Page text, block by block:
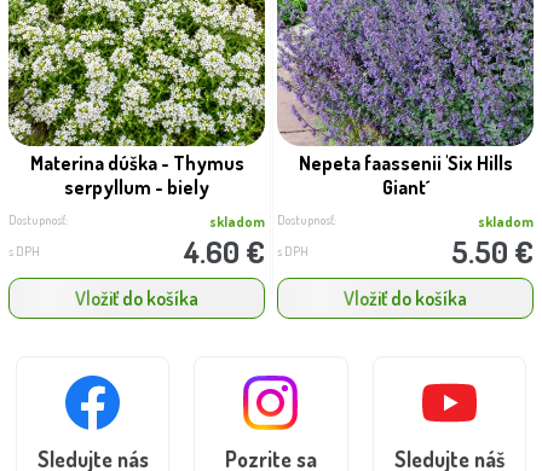
Materina dúška - Thymus
serpyllum - biely
Dostupnosť: skladom
s DPH 4.60 €
Vložiť do košíka
Nepeta faassenii 'Six Hills
Giant´
Dostupnosť: skladom
s DPH 5.50 €
Vložiť do košíka
Sledujte nás
Pozrite sa
Sledujte náš